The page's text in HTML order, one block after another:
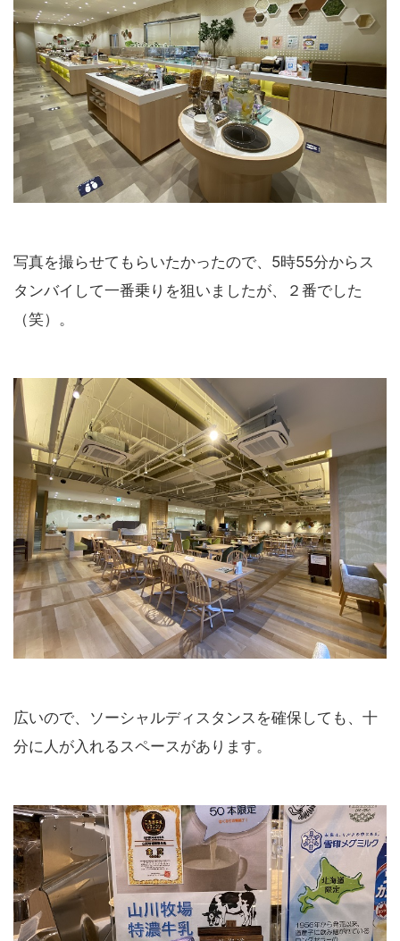
写真を撮らせてもらいたかったので、5時55分からス
タンバイして一番乗りを狙いましたが、２番でした
（笑）。
広いので、ソーシャルディスタンスを確保しても、十
分に人が入れるスペースがあります。